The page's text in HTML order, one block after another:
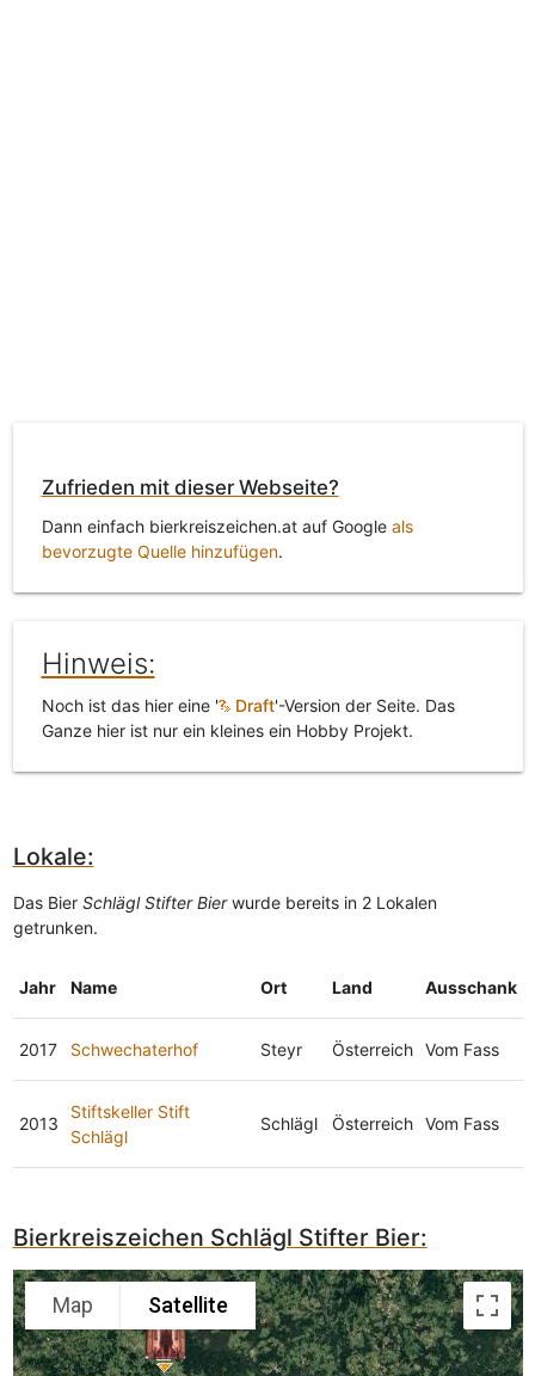
Zufrieden mit dieser Webseite?
Dann einfach bierkreiszeichen.at auf Google als
bevorzugte Quelle hinzufügen.
Hinweis:
Noch ist das hier eine ' Draft'-Version der Seite. Das
Ganze hier ist nur ein kleines ein Hobby Projekt.
Lokale:
Das Bier Schlägl Stifter Bierwurde bereits in 2 Lokalen
getrunken.
Jahr Name Ort Land Ausschank
2017 Schwechaterhof Steyr Österreich Vom Fass
2013
Stiftskeller Stift
Schlägl
Schlägl Österreich Vom Fass
Bierkreiszeichen Schlägl Stifter Bier:
Map Satellite